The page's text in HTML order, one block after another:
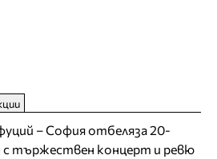
– София отбеляза 20-
с тържествен концерт и ревю